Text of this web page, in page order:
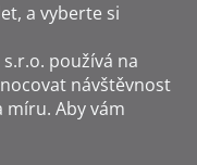
a vyberte si
s.r.o. používá na
návštěvnost
Aby vám